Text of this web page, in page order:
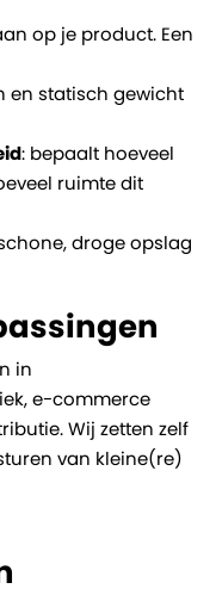
op je product. Een
en statisch gewicht
: bepaalt hoeveel
ruimte dit
droge opslag
in
e-commerce
Wij zetten zelf
van kleine(re)